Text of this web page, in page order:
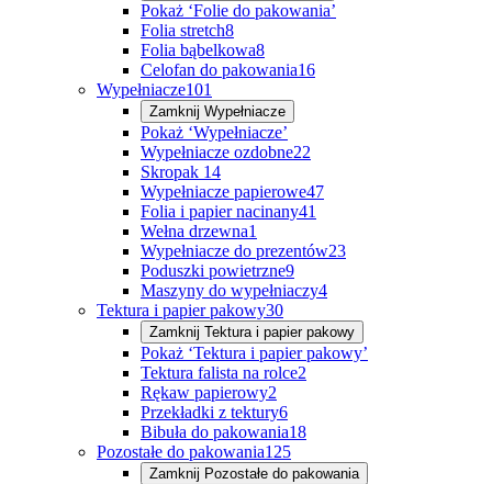
Pokaż ‘Folie do pakowania’
Folia stretch8
Folia bąbelkowa8
Celofan do pakowania16
Wypełniacze101
Zamknij Wypełniacze
Pokaż ‘Wypełniacze’
Wypełniacze ozdobne22
Skropak 14
Wypełniacze papierowe47
Folia i papier nacinany41
Wełna drzewna1
Wypełniacze do prezentów23
Poduszki powietrzne9
Maszyny do wypełniaczy4
Tektura i papier pakowy30
Zamknij Tektura i papier pakowy
Pokaż ‘Tektura i papier pakowy’
Tektura falista na rolce2
Rękaw papierowy2
Przekładki z tektury6
Bibuła do pakowania18
Pozostałe do pakowania125
Zamknij Pozostałe do pakowania